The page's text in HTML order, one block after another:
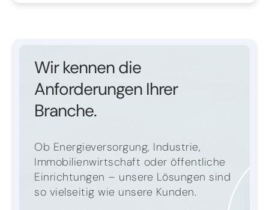
Wir kennen die
Anforderungen Ihrer
Branche.
Ob Energieversorgung, Industrie,
Immobilienwirtschaft oder öffentliche
Einrichtungen – unsere Lösungen sind
so vielseitig wie unsere Kunden.